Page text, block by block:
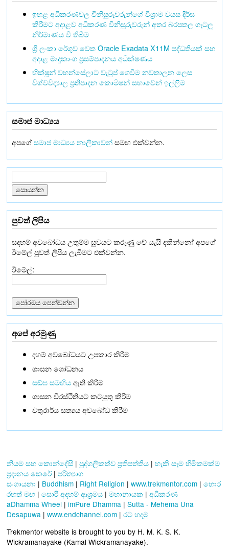
ඉහළ අධිකරණවල විනිසුරුවරුන්ගේ විශ්‍රාම වයස දීර්ඝ
කිරීමට අදාළව අධිකරණ විනිසුරුවරුන් අතර බරපතල ගැටලු
නිර්මාණය වී තිබීම
ශ්‍රී ලංකා රේගුව වෙත Oracle Exadata X11M පද්ධතියක් සහ
අදාළ මෘදුකාංග ප්‍රසම්පාදනය අධීක්ෂණය
භික්ෂූන් වහන්සේලාට වැටුප් ගෙවීම නවතාලන ලෙස
විශ්වවිද්‍යාල ප්‍රතිපාදන කොමිෂන් සභාවෙන් ඉල්ලීම
සමාජ මාධ්‍යය
අපගේසමාජ මාධ්‍යය නාලිකාවන්සමඟ එක්වන්න.
පුවත් ලිපිය
සදහම් අවබෝධය උතුම්ම සුවයට කරුණු වේ යැයි දකින්නෝ අපගේ
ඊමේල් පුවත් ලිපිය ලැබීමට එක්වන්න.
ඊමේල්:
අපේ අරමුණු
දහම් අවබෝධයට උපකාර කිරීම
ශාසන ශෝධනය
සඞ්‌ඝ සමඟියඇති කිරීම
ශාසන චිරස්ථිතියට කටයුතු කිරීම
චතුරාර්ය සත්‍යය අවබෝධ කිරීම
නියම සහ කොන්දේසි | පුද්ගලිකත්ව ප්‍රතිපත්තිය | හැකි සෑම හිමිකමක්ම
ප්‍රදානය කෙරේ | පරිත්‍යාග
සංගායනා | Buddhism | Right Religion | www.trekmentor.com | හොර
රහත් මඟ | සොරි අදහම් ආශ්‍රමය | මහානායක | අධිකරණ
aDhamma Wheel | imPure Dhamma | Sutta - Mehema Una
Desapuwa | www.endchannel.com | රට හදමු
Trekmentor website is brought to you by H. M. K. S. K.
Wickramanayake (Kamal Wickramanayake).